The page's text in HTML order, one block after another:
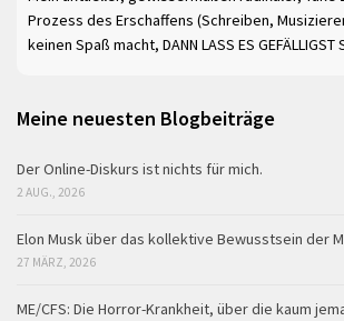
Prozess des Erschaffens (Schreiben,
keinen Spaß macht, DANN LASS ES GEFÄLLIGST
Meine neuesten Blogbeiträge
Der Online-Diskurs ist nichts für mich.
2 AUG., 2026
Elon Musk über das kollektive Bewusstsein der
27 MÄRZ, 2026
ME/CFS: Die Horror-Krankheit, über die kaum